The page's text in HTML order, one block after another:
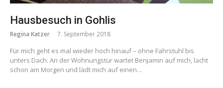
Hausbesuch in Gohlis
Regina Katzer 7. September 2018
Für mich geht es mal wieder hoch hinauf – ohne Fahrstuhl bis
unters Dach. An der Wohnungstür wartet Benjamin auf mich, lacht
schon am Morgen und lädt mich auf einen…